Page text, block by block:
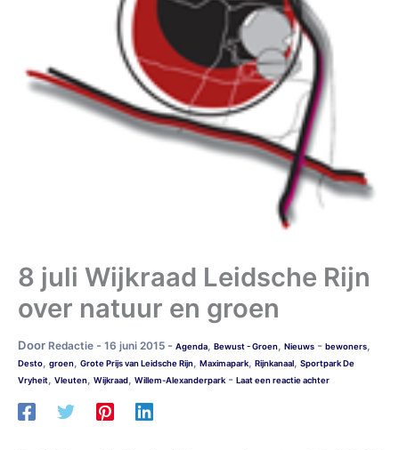
8 juli Wijkraad Leidsche Rijn
over natuur en groen
Door Redactie - 16 juni 2015 - Agenda, Bewust - Groen, Nieuws - bewoners,
Desto, groen, Grote Prijs van Leidsche Rijn, Maximapark, Rijnkanaal, Sportpark De
Vryheit, Vleuten, Wijkraad, Willem-Alexanderpark - Laat een reactie achter